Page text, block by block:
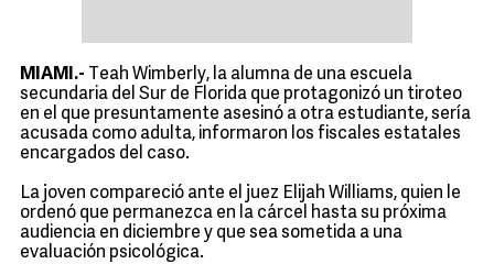
MIAMI.-
Teah Wimberly, la alumna de una escuela
secundaria del Sur de Florida que protagonizó un tiroteo
en el que presuntamente asesinó a otra estudiante, sería
acusada como adulta, informaron los fiscales estatales
encargados del caso.
La joven compareció ante el juez Elijah Williams, quien le
ordenó que permanezca en la cárcel hasta su próxima
audiencia en diciembre y que sea sometida a una
evaluación psicológica.